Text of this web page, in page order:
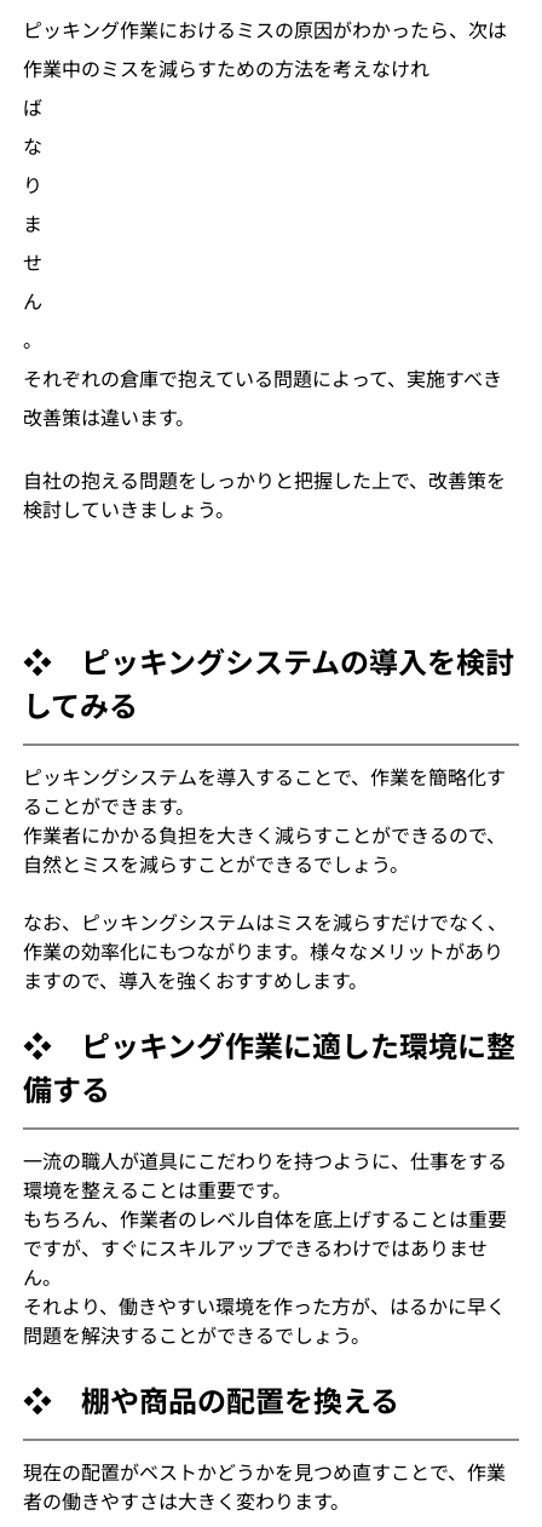
ピッキング作業におけるミスの原因がわかったら、次は
作業中のミスを減らすための方法を考えなけれ
ば
な
り
ま
せ
ん
。
それぞれの倉庫で抱えている問題によって、実施すべき
改善策は違います。
自社の抱える問題をしっかりと把握した上で、改善策を
検討していきましょう。
❖　ピッキングシステムの導入を検討
してみる
ピッキングシステムを導入することで、作業を簡略化す
ることができます。
作業者にかかる負担を大きく減らすことができるので、
自然とミスを減らすことができるでしょう。
なお、ピッキングシステムはミスを減らすだけでなく、
作業の効率化にもつながります。様々なメリットがあり
ますので、導入を強くおすすめします。
❖　ピッキング作業に適した環境に整
備する
一流の職人が道具にこだわりを持つように、仕事をする
環境を整えることは重要です。
もちろん、作業者のレベル自体を底上げすることは重要
ですが、すぐにスキルアップできるわけではありませ
ん。
それより、働きやすい環境を作った方が、はるかに早く
問題を解決することができるでしょう。
❖　棚や商品の配置を換える
現在の配置がベストかどうかを見つめ直すことで、作業
者の働きやすさは大きく変わります。